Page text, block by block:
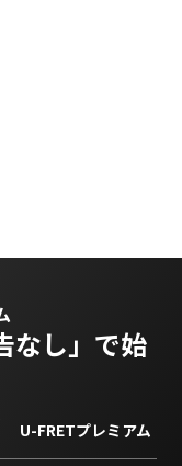
なし」で始
U-FRETプレミアム